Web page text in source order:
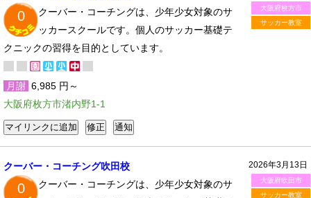
大阪府枚方市
サッカー教室
0
クーバー・コーチングは、少年少女対象のサ
ッカースクールです。個人のサッカー基礎テ
クニックの習得を目的としています。
月謝 6,985 円～
大阪府枚方市渚内野1-1
2026年3月13日
大阪府吹田市
サッカー教室
クーバー・コーチング吹田校
0
クーバー・コーチングは、少年少女対象のサ